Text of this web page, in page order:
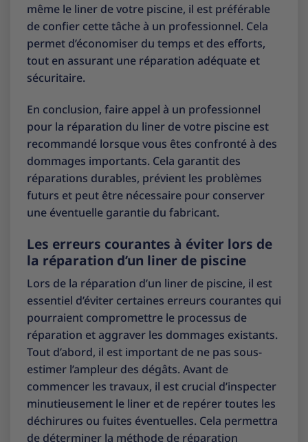
même le liner de votre piscine, il est préférable
de confier cette tâche à un professionnel. Cela
permet d’économiser du temps et des efforts,
tout en assurant une réparation adéquate et
sécuritaire.
En conclusion, faire appel à un professionnel
pour la réparation du liner de votre piscine est
recommandé lorsque vous êtes confronté à des
dommages importants. Cela garantit des
réparations durables, prévient les problèmes
futurs et peut être nécessaire pour conserver
une éventuelle garantie du fabricant.
Les erreurs courantes à éviter lors de
la réparation d’un liner de piscine
Lors de la réparation d’un liner de piscine, il est
essentiel d’éviter certaines erreurs courantes qui
pourraient compromettre le processus de
réparation et aggraver les dommages existants.
Tout d’abord, il est important de ne pas sous-
estimer l’ampleur des dégâts. Avant de
commencer les travaux, il est crucial d’inspecter
minutieusement le liner et de repérer toutes les
déchirures ou fuites éventuelles. Cela permettra
de déterminer la méthode de réparation